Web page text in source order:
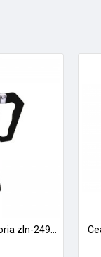
Cafetiera espresso floria zln-2492 - aluminiu, 6 cani, 300ml, argintiu - pentru aragaz